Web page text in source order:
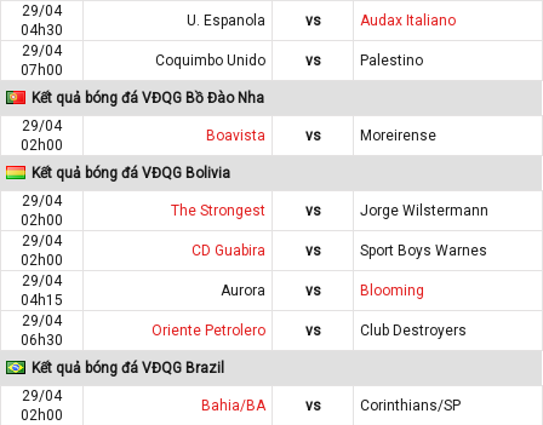
29/04
04h30
U. Espanola vs
Audax Italiano
29/04
07h00
Coquimbo Unido vs Palestino
Kết quả bóng đá VĐQG Bồ Đào Nha
29/04
02h00
Boavista vs Moreirense
Kết quả bóng đá VĐQG Bolivia
29/04
02h00
The Strongest vs
Jorge Wilstermann
29/04
02h00
CD Guabira vs
Sport Boys Warnes
29/04
04h15
Aurora vs
Blooming
29/04
06h30
Oriente Petrolero vs Club Destroyers
Kết quả bóng đá VĐQG Brazil
29/04
02h00
Bahia/BA vs
Corinthians/SP